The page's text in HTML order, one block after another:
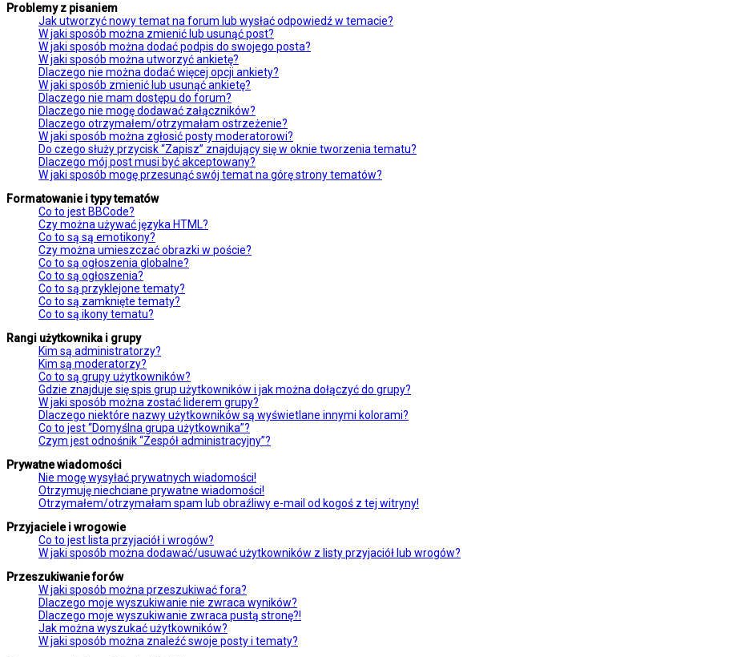
Problemy z pisaniem
Jak utworzyć nowy temat na forum lub wysłać odpowiedź w temacie?
W jaki sposób można zmienić lub usunąć post?
W jaki sposób można dodać podpis do swojego posta?
W jaki sposób można utworzyć ankietę?
Dlaczego nie można dodać więcej opcji ankiety?
W jaki sposób zmienić lub usunąć ankietę?
Dlaczego nie mam dostępu do forum?
Dlaczego nie mogę dodawać załączników?
Dlaczego otrzymałem/otrzymałam ostrzeżenie?
W jaki sposób można zgłosić posty moderatorowi?
Do czego służy przycisk “Zapisz” znajdujący się w oknie tworzenia tematu?
Dlaczego mój post musi być akceptowany?
W jaki sposób mogę przesunąć swój temat na górę strony tematów?
Formatowanie i typy tematów
Co to jest BBCode?
Czy można używać języka HTML?
Co to są są emotikony?
Czy można umieszczać obrazki w poście?
Co to są ogłoszenia globalne?
Co to są ogłoszenia?
Co to są przyklejone tematy?
Co to są zamknięte tematy?
Co to są ikony tematu?
Rangi użytkownika i grupy
Kim są administratorzy?
Kim są moderatorzy?
Co to są grupy użytkowników?
Gdzie znajduje się spis grup użytkowników i jak można dołączyć do grupy?
W jaki sposób można zostać liderem grupy?
Dlaczego niektóre nazwy użytkowników są wyświetlane innymi kolorami?
Co to jest “Domyślna grupa użytkownika”?
Czym jest odnośnik “Zespół administracyjny”?
Prywatne wiadomości
Nie mogę wysyłać prywatnych wiadomości!
Otrzymuję niechciane prywatne wiadomości!
Otrzymałem/otrzymałam spam lub obraźliwy e-mail od kogoś z tej witryny!
Przyjaciele i wrogowie
Co to jest lista przyjaciół i wrogów?
W jaki sposób można dodawać/usuwać użytkowników z listy przyjaciół lub wrogów?
Przeszukiwanie forów
W jaki sposób można przeszukiwać fora?
Dlaczego moje wyszukiwanie nie zwraca wyników?
Dlaczego moje wyszukiwanie zwraca pustą stronę?!
Jak można wyszukać użytkowników?
W jaki sposób można znaleźć swoje posty i tematy?